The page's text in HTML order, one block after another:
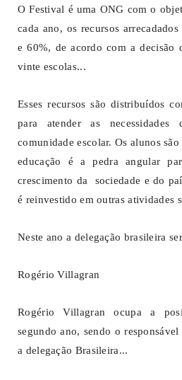
O Festival é uma ONG com o
cada ano, os recursos
e 60%, de acordo com a decisão
vinte escolas...
Esses recursos são distribuídos
para atender as
comunidade escolar. Os alunos
educação é a pedra angular
crescimento da sociedade e do
é reinvestido em outras atividades
Neste ano a delegação brasileira
Rogério Villagran
Rogério Villagran ocupa a
segundo ano, sendo o
a delegação Brasileira...